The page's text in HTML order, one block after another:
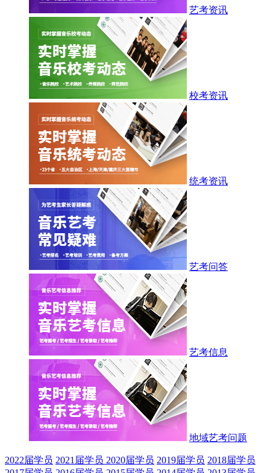
艺考资讯
校考资讯
统考资讯
艺考问答
艺考信息
地域艺考问题
2022届学员 2021届学员 2020届学员 2019届学员 2018届学员